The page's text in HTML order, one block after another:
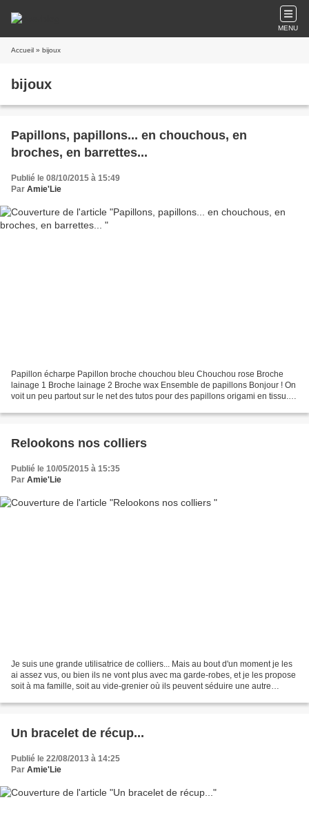
MENU
Accueil » bijoux
bijoux
Papillons, papillons... en chouchous, en
broches, en barrettes...
Publié le 08/10/2015 à 15:49
Par Amie'Lie
Papillon écharpe Papillon broche chouchou bleu Chouchou rose Broche
lainage 1 Broche lainage 2 Broche wax Ensemble de papillons Bonjour ! On
voit un peu partout sur le net des tutos pour des papillons origami en tissu.
Relookons nos colliers
Publié le 10/05/2015 à 15:35
Par Amie'Lie
Je suis une grande utilisatrice de colliers... Mais au bout d'un moment je les
ai assez vus, ou bien ils ne vont plus avec ma garde-robes, et je les propose
soit à ma famille, soit au vide-grenier où ils peuvent séduire une autre
Un bracelet de récup...
Publié le 22/08/2013 à 14:25
Par Amie'Lie